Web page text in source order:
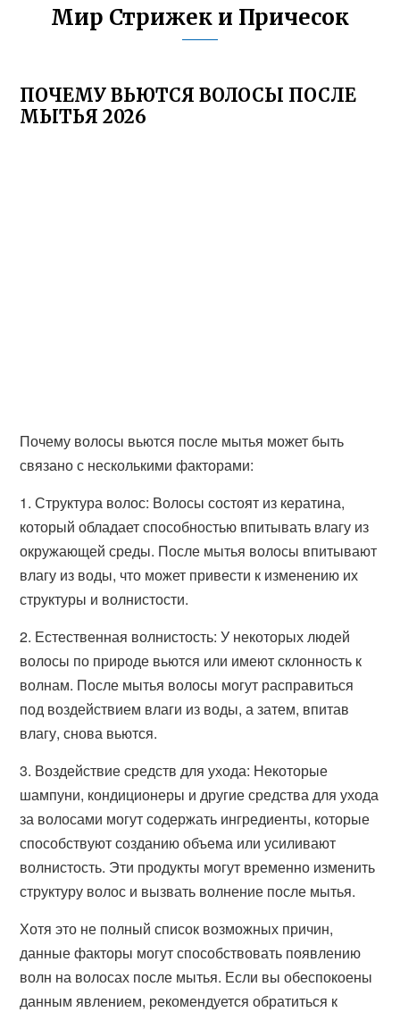
Мир Стрижек и Причесок
ПОЧЕМУ ВЬЮТСЯ ВОЛОСЫ ПОСЛЕ
МЫТЬЯ 2026
Почему волосы вьются после мытья может быть
связано с несколькими факторами:
1. Структура волос: Волосы состоят из кератина,
который обладает способностью впитывать влагу из
окружающей среды. После мытья волосы впитывают
влагу из воды, что может привести к изменению их
структуры и волнистости.
2. Естественная волнистость: У некоторых людей
волосы по природе вьются или имеют склонность к
волнам. После мытья волосы могут расправиться
под воздействием влаги из воды, а затем, впитав
влагу, снова вьются.
3. Воздействие средств для ухода: Некоторые
шампуни, кондиционеры и другие средства для ухода
за волосами могут содержать ингредиенты, которые
способствуют созданию объема или усиливают
волнистость. Эти продукты могут временно изменить
структуру волос и вызвать волнение после мытья.
Хотя это не полный список возможных причин,
данные факторы могут способствовать появлению
волн на волосах после мытья. Если вы обеспокоены
данным явлением, рекомендуется обратиться к